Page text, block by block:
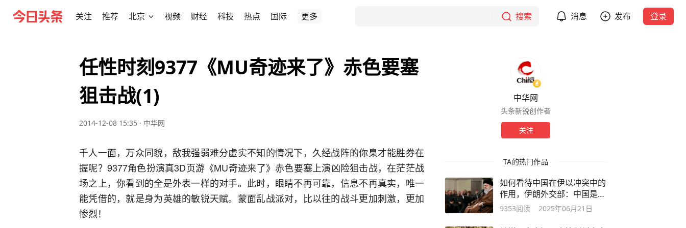
关注 推荐 北京 视频 财经 科技 热点 国际 更多 搜索 消息 发布 登录
任性时刻9377《MU奇迹来了》赤色要塞
狙击战(1)
2014-12-08 15:35 · 中华网
千人一面，万众同貌，敌我强弱难分虚实不知的情况下，久经战阵的你臬才能胜券在
握呢？9377角色扮演真3D页游《MU奇迹来了》赤色要塞上演凶险狙击战，在茫茫战
场之上，你看到的全是外表一样的对手。此时，眼睛不再可靠，信息不再真实，唯一
能凭借的，就是身为英雄的敏锐天赋。蒙面乱战派对，比以往的战斗更加刺激，更加
惨烈！
中华网
头条新锐创作者
关注
TA的热门作品
如何看待中国在伊以冲突中的
作用，伊朗外交部：中国是友
好国家
9353阅读 2025年06月21日